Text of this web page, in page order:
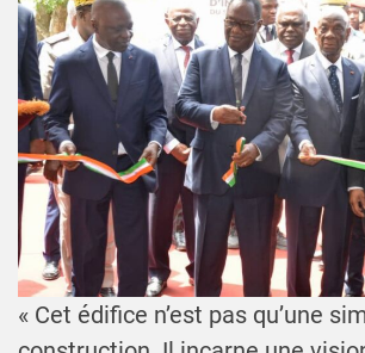
« Cet édifice n’est pas qu’une